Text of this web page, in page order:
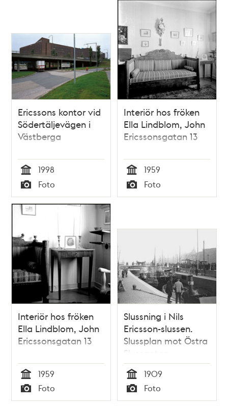
Ericssons kontor vid
Södertäljevägen i
Västberga
Tid
1998
Typ
Foto
Interiör hos fröken
Ella Lindblom, John
Ericssonsgatan 13
Tid
1959
Typ
Foto
Interiör hos fröken
Ella Lindblom, John
Ericssonsgatan 13
Tid
1959
Typ
Foto
Slussning i Nils
Ericsson-slussen.
Slussplan mot Östra
Slussgatan
Tid
1909
Typ
Foto